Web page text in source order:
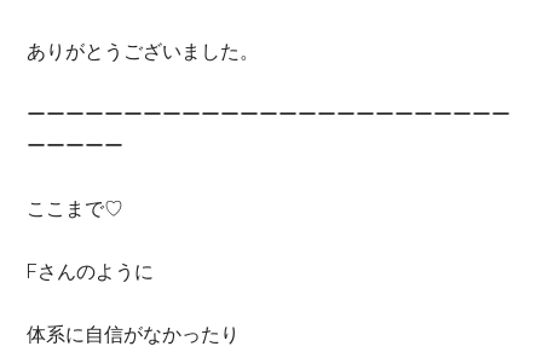
ありがとうございました。
ーーーーーーーーーーーーーーーーーーーーーーーーー
ーーーーー
ここまで♡
Fさんのように
体系に自信がなかったり